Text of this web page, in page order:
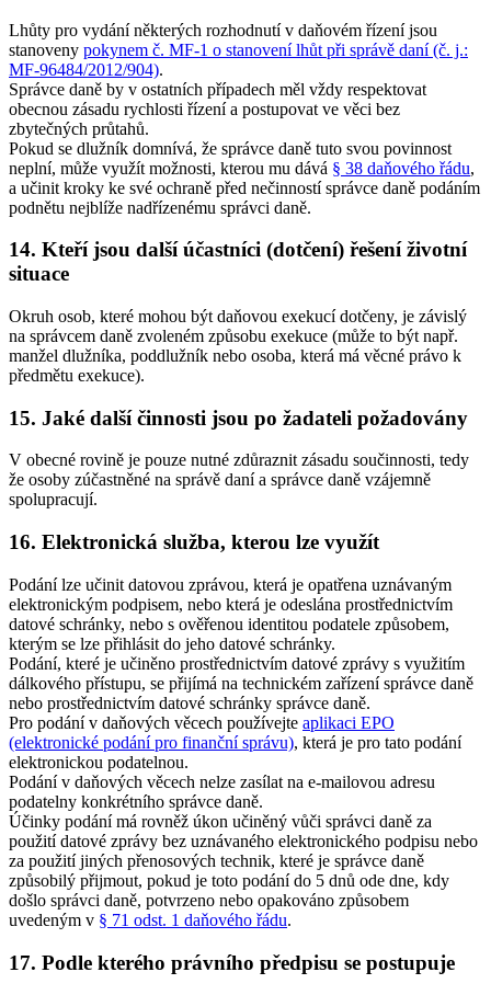
Lhůty pro vydání některých rozhodnutí v daňovém řízení jsou
stanoveny pokynem č. MF-1 o stanovení lhůt při správě daní (č. j.:
MF-96484/2012/904).
Správce daně by v ostatních případech měl vždy respektovat
obecnou zásadu rychlosti řízení a postupovat ve věci bez
zbytečných průtahů.
Pokud se dlužník domnívá, že správce daně tuto svou povinnost
neplní, může využít možnosti, kterou mu dává § 38 daňového řádu,
a učinit kroky ke své ochraně před nečinností správce daně podáním
podnětu nejblíže nadřízenému správci daně.
14. Kteří jsou další účastníci (dotčení) řešení životní
situace
Okruh osob, které mohou být daňovou exekucí dotčeny, je závislý
na správcem daně zvoleném způsobu exekuce (může to být např.
manžel dlužníka, poddlužník nebo osoba, která má věcné právo k
předmětu exekuce).
15. Jaké další činnosti jsou po žadateli požadovány
V obecné rovině je pouze nutné zdůraznit zásadu součinnosti, tedy
že osoby zúčastněné na správě daní a správce daně vzájemně
spolupracují.
16. Elektronická služba, kterou lze využít
Podání lze učinit datovou zprávou, která je opatřena uznávaným
elektronickým podpisem, nebo která je odeslána prostřednictvím
datové schránky, nebo s ověřenou identitou podatele způsobem,
kterým se lze přihlásit do jeho datové schránky.
Podání, které je učiněno prostřednictvím datové zprávy s využitím
dálkového přístupu, se přijímá na technickém zařízení správce daně
nebo prostřednictvím datové schránky správce daně.
Pro podání v daňových věcech používejte aplikaci EPO
(elektronické podání pro finanční správu), která je pro tato podání
elektronickou podatelnou.
Podání v daňových věcech nelze zasílat na e-mailovou adresu
podatelny konkrétního správce daně.
Účinky podání má rovněž úkon učiněný vůči správci daně za
použití datové zprávy bez uznávaného elektronického podpisu nebo
za použití jiných přenosových technik, které je správce daně
způsobilý přijmout, pokud je toto podání do 5 dnů ode dne, kdy
došlo správci daně, potvrzeno nebo opakováno způsobem
uvedeným v § 71 odst. 1 daňového řádu.
17. Podle kterého právního předpisu se postupuje